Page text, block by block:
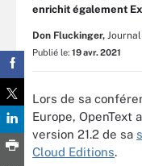
enrichit également
Don Fluckinger,
Publié le: 19 avr. 2021
Lors de sa
Europe, OpenText
version 21.2 de sa
Cloud Editions.